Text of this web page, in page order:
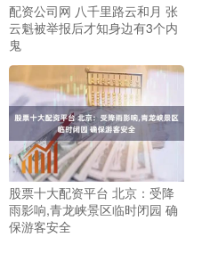
配资公司网 八千里路云和月 张
云魁被举报后才知身边有3个内
鬼
股票十大配资平台 北京：受降
雨影响,青龙峡景区临时闭园 确
保游客安全